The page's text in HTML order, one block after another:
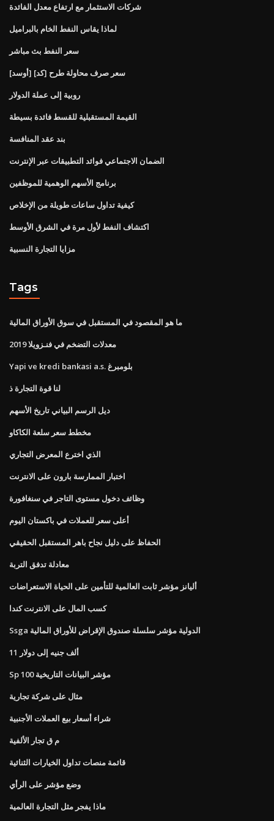
شركات الاستثمار مع ارتفاع معدل الفائدة
لماذا يقاس النفط الخام بالبراميل
سعر النفط بث مباشر
[أوسد] [كد] سعر صرف محاولة طرح
روبية إلى عملة الدولار
القيمة المستقبلية للقسط فائدة بسيطة
بند عقد المنافسة
الضمان الاجتماعي فوائد التطبيقات عبر الإنترنت
برنامج الأسهم الوهمية للموظفين
كيفية تداول ساعات طويلة من الإخلاص
اكتشاف النفط لأول مرة في الشرق الأوسط
مزايا التجارة النسبية
Tags
ما هو المقصود في المستقبل في سوق الأوراق المالية
معدلات التضخم في فنـزويلا 2019
Yapi ve kredi bankasi a.s. بلومبرغ
لنا قوة التجارة ذ
ديل الرسم البياني تاريخ الأسهم
مخطط سعر سلعة الكاكاو
الذي اخترع المعرض التجاري
اختبار الممارسة بارون على الانترنت
وظائف دخول مستوى التاجر في سنغافورة
أعلى سعر للعملات في باكستان اليوم
الحفاظ على دليل نجاح باهر المستقبل الحقيقي
معادلة تدفق التربة
أليانز مؤشر ثابت العالمية للتأمين على الحياة الاستعراضات
كسب المال على الانترنت كندا
Ssga الدولية مؤشر سلسلة صندوق الإقراض للأوراق المالية
11 ألف جنيه إلى دولار
Sp 100 مؤشر البيانات التاريخية
مثال على شركة تجارية
شراء أسعار بيع العملات الأجنبية
م ق تجار الألفية
قائمة منصات تداول الخيارات الثنائية
وضع مؤشر على الرأي
ماذا يفجر مثل التجارة العالمية